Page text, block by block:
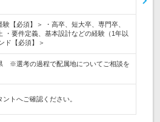
験【必須】＞ ・高卒、短大卒、専門卒、
・要件定義、基本設計などの経験（1年以
ド【必須】＞
※選考の過程で配属地についてご相談を
トへご確認ください。